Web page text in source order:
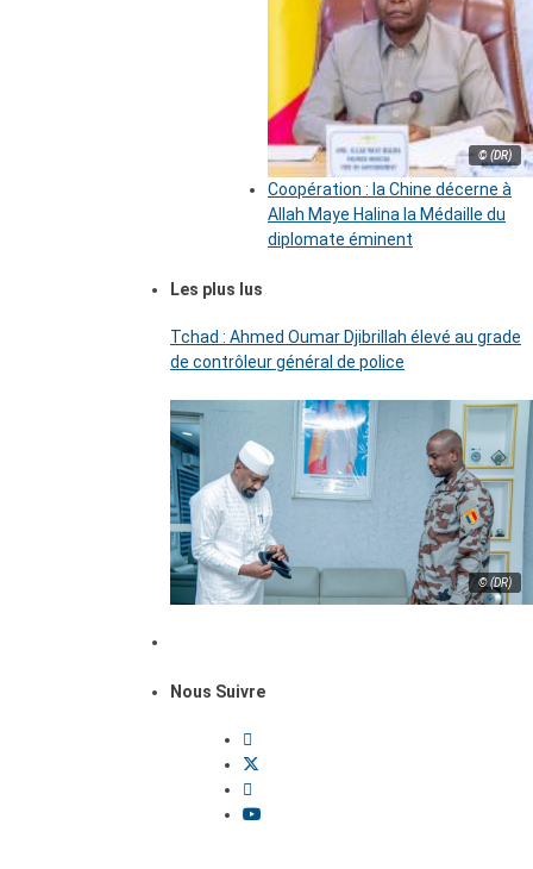
© (DR)
Coopération : la Chine décerne à
Allah Maye Halina la Médaille du
diplomate éminent
Les plus lus
Tchad : Ahmed Oumar Djibrillah élevé au grade
de contrôleur général de police
© (DR)
Nous Suivre